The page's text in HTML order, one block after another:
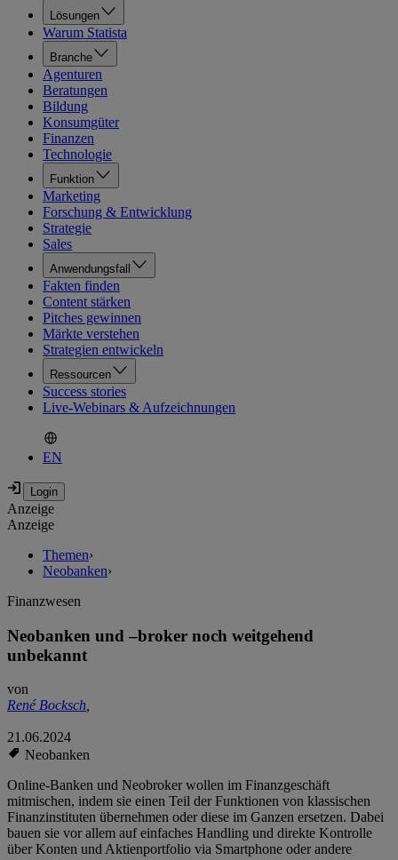
Lösungen
Warum Statista
Branche
Agenturen
Beratungen
Bildung
Konsumgüter
Finanzen
Technologie
Funktion
Marketing
Forschung & Entwicklung
Strategie
Sales
Anwendungsfall
Fakten finden
Content stärken
Pitches gewinnen
Märkte verstehen
Strategien entwickeln
Ressourcen
Success stories
Live-Webinars & Aufzeichnungen
EN
Anzeige
Anzeige
Themen›
Neobanken›
Finanzwesen
Neobanken und –broker noch weitgehend
unbekannt
von
René Bocksch,
21.06.2024
Neobanken
Online-Banken und Neobroker wollen im Finanzgeschäft
mitmischen, indem sie einen Teil der Funktionen von klassischen
Finanzinstituten übernehmen oder diese im Ganzen ersetzen. Dabei
bauen sie vor allem auf einfaches Handling und direkte Kontrolle
über Konten und Aktienportfolio via Smartphone oder andere